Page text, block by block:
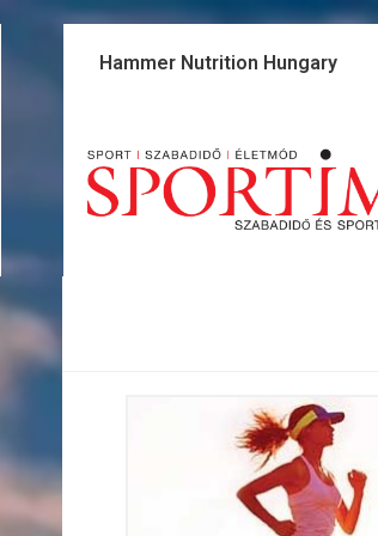
Hammer Nutrition Hungary